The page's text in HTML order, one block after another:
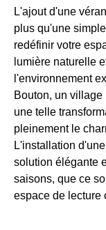
L'ajout d'une
plus qu'une
redéfinir votre
lumière naturelle
l'environnement
Bouton, un
une telle
pleinement le
L'installation
solution élégante
saisons, que ce
espace de lecture